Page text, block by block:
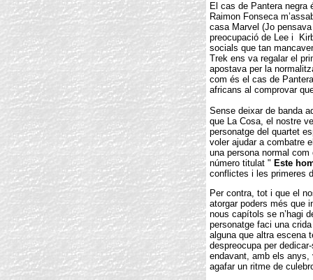
El cas de Pantera
Raimon Fonseca
casa Marvel (Jo
preocupació de Lee i
socials que tan
Trek ens va regalar el
apostava per la
com és el cas de
africans al comprovar
Sense deixar de banda
que La Cosa, el nostre
personatge del quartet
voler ajudar a combatre
una persona normal
número titulat " Este
conflictes i les primeres
Per contra, tot i que el
atorgar poders més que
nous capítols se n’hagi
personatge faci una
alguna que altra escena
despreocupa per
endavant, amb els anys,
agafar un ritme de